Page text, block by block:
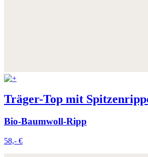
Träger-Top mit
Bio-Baumwoll-Ripp
58,- €